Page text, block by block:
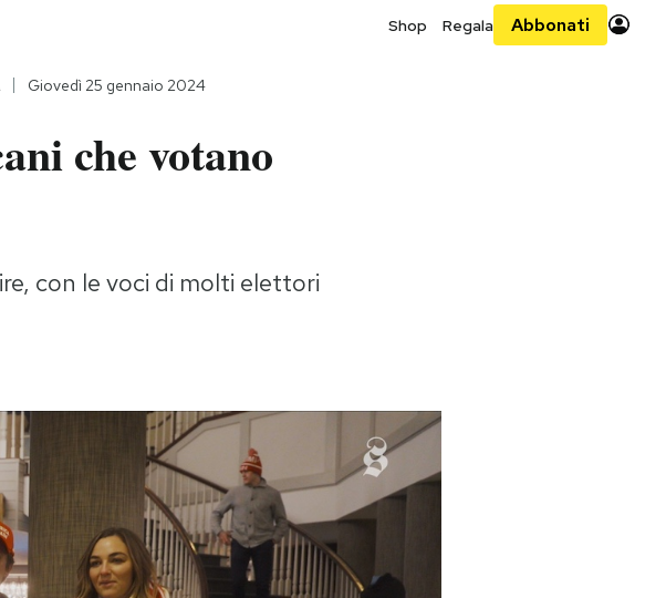
Shop Regala Abbonati
Giovedì 25 gennaio 2024
che votano
con le voci di molti elettori